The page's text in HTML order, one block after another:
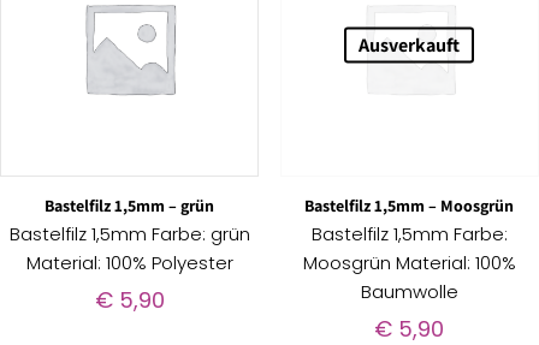
Bastelfilz 1,5mm – grün
Bastelfilz 1,5mm Farbe: grün
Material: 100% Polyester
€5,90
Ausverkauft
Bastelfilz 1,5mm – Moosgrün
Bastelfilz 1,5mm Farbe:
Moosgrün Material: 100%
Baumwolle
€ 5,90